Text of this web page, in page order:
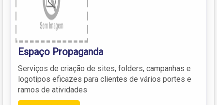
Espaço Propaganda
Serviços de criação de sites, folders, campanhas e
logotipos eficazes para clientes de vários portes e
ramos de atividades